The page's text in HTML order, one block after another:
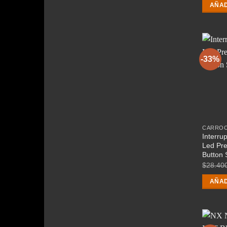
-33%
Led
Button
$